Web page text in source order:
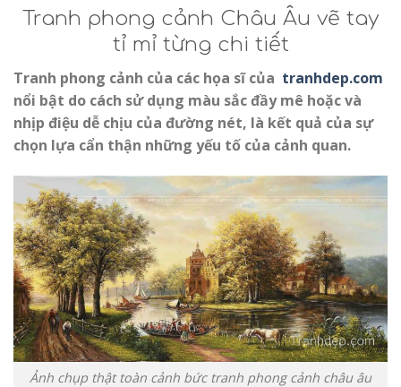
Tranh phong cảnh Châu Âu vẽ tay
tỉ mỉ từng chi tiết
Tranh phong cảnh của các họa sĩ của tranhdep.com
nổi bật do cách sử dụng màu sắc đầy mê hoặc và
nhịp điệu dễ chịu của đường nét, là kết quả của sự
chọn lựa cẩn thận những yếu tố của cảnh quan.
Ảnh chụp thật toàn cảnh bức tranh phong cảnh châu âu